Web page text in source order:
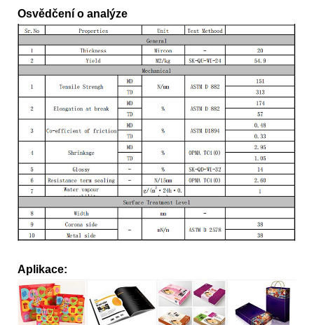
Osvědčení o analýze
Aplikace: